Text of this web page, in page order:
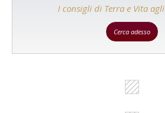
I consigli di Terra e Vita
Cerca adesso